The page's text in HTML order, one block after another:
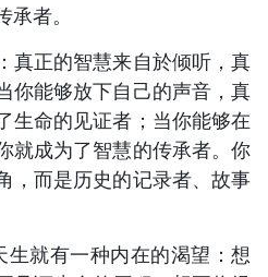
者。
真正的智慧来自於倾听，真
你能够放下自己的声音，真
生命的见证者；当你能够在
就成为了智慧的传承者。你
，而是历史的记录者、故事
就有一种内在的渴望：想